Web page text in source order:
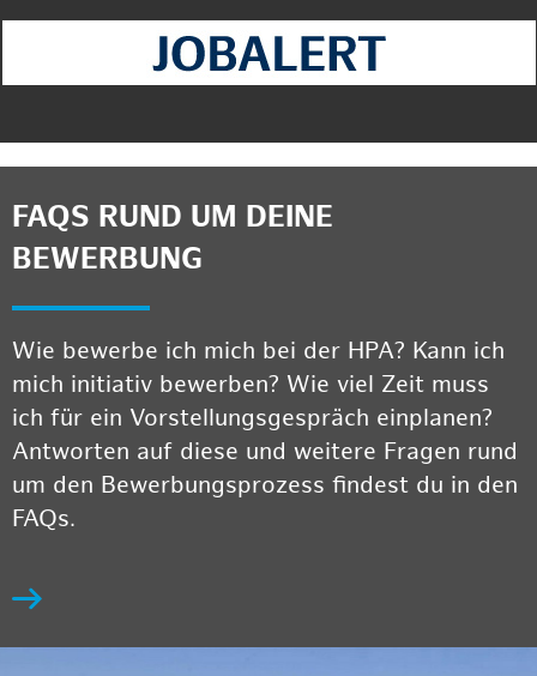
FAQS RUND UM DEINE
BEWERBUNG
Wie bewerbe ich mich bei der HPA? Kann ich
mich initiativ bewerben? Wie viel Zeit muss
ich für ein Vorstellungsgespräch einplanen?
Antworten auf diese und weitere Fragen rund
um den Bewerbungsprozess findest du in den
FAQs.